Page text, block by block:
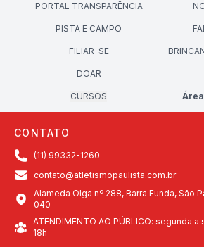
PORTAL TRANSPARÊNCIA
PISTA E CAMPO
FILIAR-SE
DOAR
CURSOS
CONTATO
(11) 99332-1260
contato@atletismopaulista.com.br
Alameda Olga nº 288, Barra Funda, São
040
ATENDIMENTO AO PÚBLICO: segunda
18h